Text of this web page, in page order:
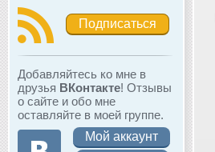
Подписаться
Добавляйтесь ко мне в
друзья ВКонтакте! Отзывы
о сайте и обо мне
оставляйте в моей группе.
Мой аккаунт